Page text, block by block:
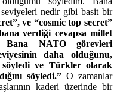
nedir gibi basit bir
ve “cosmic top secret”
verdiği cevapsa millet
Bana NATO görevleri
daha olduğunu,
söyledi ve Türkler olarak
söyledi.”O zamanlar
kaderi üzerinde bir